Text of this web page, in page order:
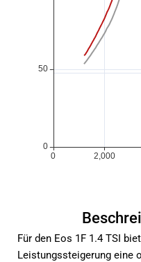
Für den Eos 1F 1.4 TSI
Leistungssteigerung eine